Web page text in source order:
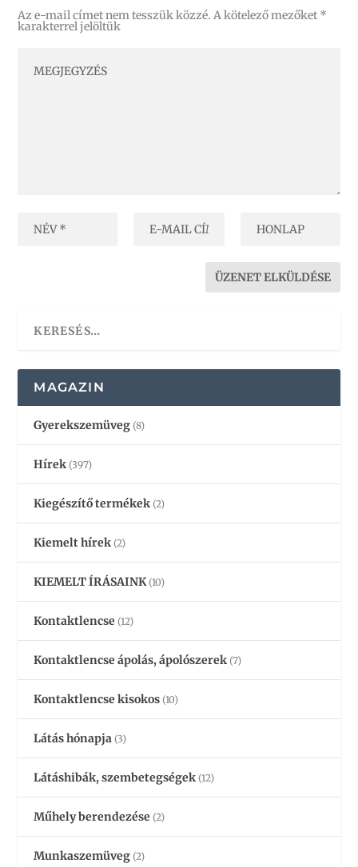
Az e-mail címet nem tesszük közzé. A kötelező mezőket *
karakterrel jelöltük
MAGAZIN
Gyerekszemüveg (8)
Hírek (397)
Kiegészítő termékek (2)
Kiemelt hírek (2)
KIEMELT ÍRÁSAINK (10)
Kontaktlencse (12)
Kontaktlencse ápolás, ápolószerek (7)
Kontaktlencse kisokos (10)
Látás hónapja (3)
Látáshibák, szembetegségek (12)
Műhely berendezése (2)
Munkaszemüveg (2)